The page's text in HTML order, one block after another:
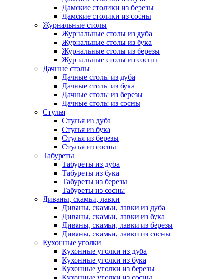
Дамские столики из березы
Дамские столики из сосны
Журнальные столы
Журнальные столы из дуба
Журнальные столы из бука
Журнальные столы из березы
Журнальные столы из сосны
Дачные столы
Дачные столы из дуба
Дачные столы из бука
Дачные столы из березы
Дачные столы из сосны
Стулья
Стулья из дуба
Стулья из бука
Стулья из березы
Стулья из сосны
Табуреты
Табуреты из дуба
Табуреты из бука
Табуреты из березы
Табуреты из сосны
Диваны, скамьи, лавки
Диваны, скамьи, лавки из дуба
Диваны, скамьи, лавки из бука
Диваны, скамьи, лавки из березы
Диваны, скамьи, лавки из сосны
Кухонные уголки
Кухонные уголки из дуба
Кухонные уголки из бука
Кухонные уголки из березы
Кухонные уголки из сосны